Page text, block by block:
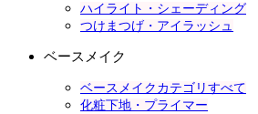
ハイライト・シェーディング
つけまつげ・アイラッシュ
ベースメイク
ベースメイクカテゴリすべて
化粧下地・プライマー